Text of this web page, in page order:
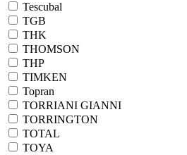
Tescubal
TGB
THK
THOMSON
THP
TIMKEN
Topran
TORRIANI GIANNI
TORRINGTON
TOTAL
TOYA